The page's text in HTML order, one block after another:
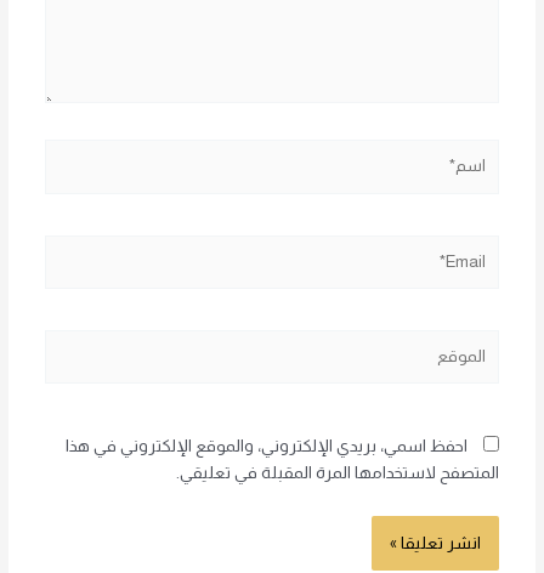
احفظ اسمي، بريدي الإلكتروني، والموقع الإلكتروني في هذا
المتصفح لاستخدامها المرة المقبلة في تعليقي.